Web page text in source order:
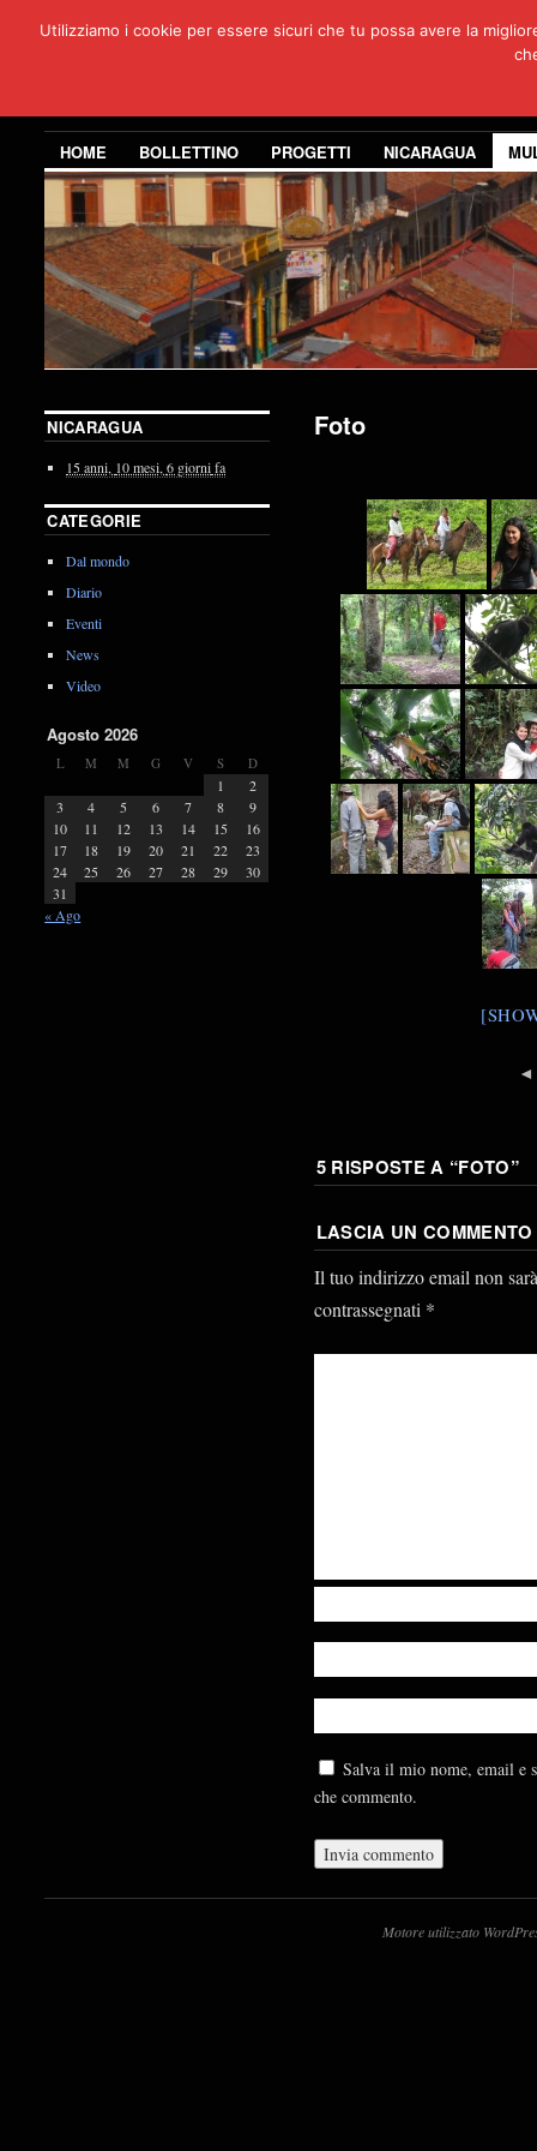
HOME BOLLETTINO PROGETTI NICARAGUA
Foto
◄
5 RISPOSTE A “FOTO”
LASCIA UN COMMENTO
Il tuo indirizzo email non
contrassegnati *
Salva il mio nome, email e
che commento.
NICARAGUA
15 anni, 10 mesi, 6 giornifa
CATEGORIE
Dal mondo
Diario
Eventi
News
Video
Agosto 2026
L M M G V S D
1
2
3
4 5 6 7 8
9
10
11 12 13 14 15
16
17
18 19 20 21 22
23
24
25 26 27 28 29
30
31
« Ago
Motore utilizzato
Utilizziamo i cookie per essere sicuri che tu possa avere la